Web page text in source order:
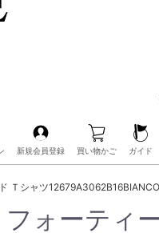
新規会員登録 買い物かご ガイド
Ｔシャツ
フォーティ